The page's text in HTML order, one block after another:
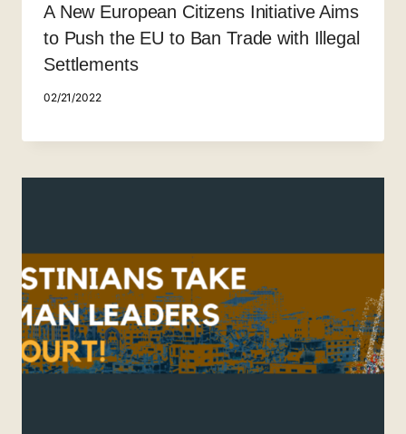
A New European Citizens Initiative Aims
to Push the EU to Ban Trade with Illegal
Settlements
02/21/2022